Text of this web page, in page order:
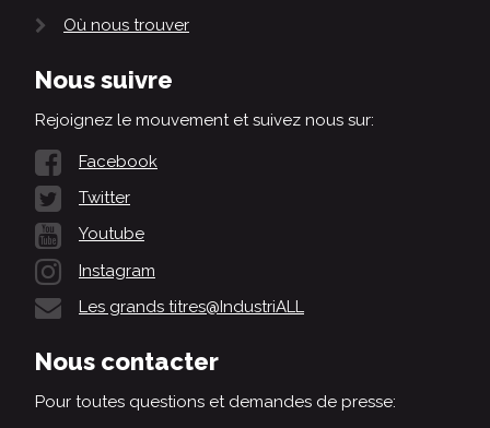
Où nous trouver
Nous suivre
Rejoignez le mouvement et suivez nous sur:
Facebook
Twitter
Youtube
Instagram
Les grands titres@IndustriALL
Nous contacter
Pour toutes questions et demandes de presse: